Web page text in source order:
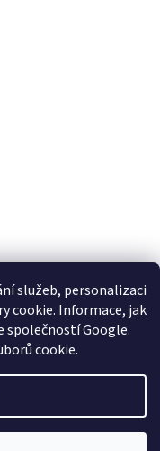
služeb, personalizaci
cookie. Informace, jak
společností Google.
cookie.
. Všechna práva